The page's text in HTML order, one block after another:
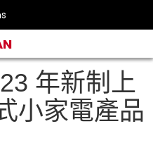
年新制上
小家電產品